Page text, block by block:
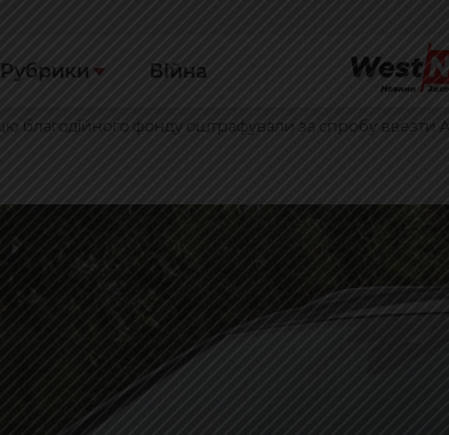
Рубрики Війна
благодійного фонду оштрафували за спробу ввезти